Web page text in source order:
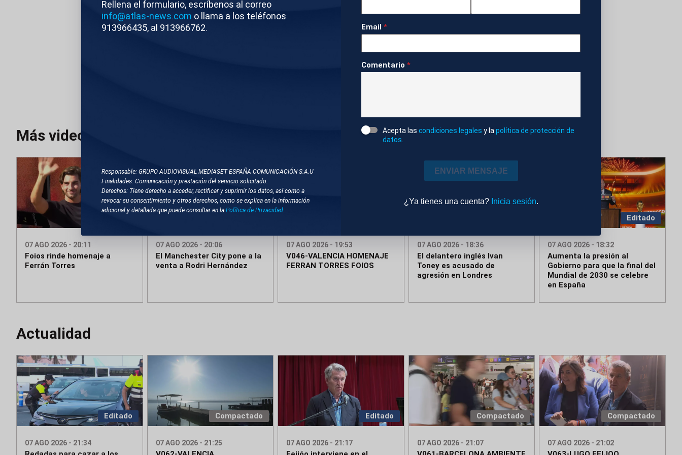
Rellena el formulario, escríbenos al correo
info@atlas-news.com o llama a los teléfonos
913966435, al 913966762.
Responsable: GRUPO AUDIOVISUAL MEDIASET ESPAÑA COMUNICACIÓN S.A.U
Finalidades: Comunicación y prestación del servicio solicitado.
Derechos: Tiene derecho a acceder, rectificar y suprimir los datos, así como a
revocar su consentimiento y otros derechos, como se explica en la información
adicional y detallada que puede consultar en la Política de Privacidad.
Email *
Comentario *
Acepta las condiciones legales y la política de protección de
datos.
ENVIAR MENSAJE
¿Ya tienes una cuenta? Inicia sesión.
Ambiente
Más videos
07 AGO 2026 - 20:11
Foios rinde homenaje a
Ferrán Torres
07 AGO 2026 - 20:06
El Manchester City pone a la
venta a Rodri Hernández
07 AGO 2026 - 19:53
V046-VALENCIA HOMENAJE
FERRAN TORRES FOIOS
07 AGO 2026 - 18:36
El delantero inglés Ivan
Toney es acusado de
agresión en Londres
Editado
07 AGO 2026 - 18:32
Aumenta la presión al
Gobierno para que la final del
Mundial de 2030 se celebre
en España
Actualidad
Editado
07 AGO 2026 - 21:34
Compactado
07 AGO 2026 - 21:25
Editado
07 AGO 2026 - 21:17
Compactado
07 AGO 2026 - 21:07
Compactado
07 AGO 2026 - 21:02